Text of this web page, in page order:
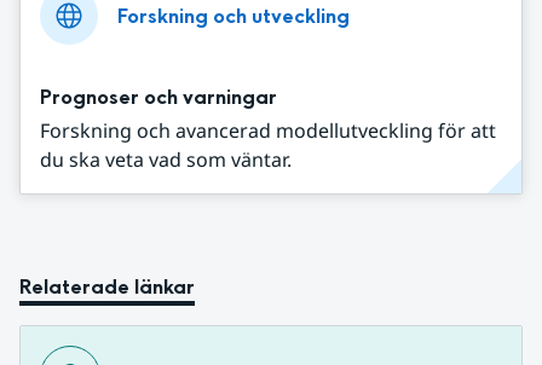
Forskning och utveckling
Prognoser och varningar
Forskning och avancerad modellutveckling för att
du ska veta vad som väntar.
Relaterade länkar